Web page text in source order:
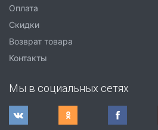
Оплата
Скидки
Возврат товара
Контакты
Мы в социальных сетях